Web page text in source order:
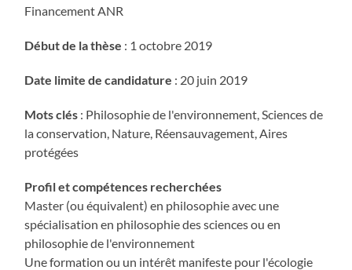
Financement ANR
Début de la thèse : 1 octobre 2019
Date limite de candidature : 20 juin 2019
Mots clés : Philosophie de l'environnement, Sciences de
la conservation, Nature, Réensauvagement, Aires
protégées
Profil et compétences recherchées
Master (ou équivalent) en philosophie avec une
spécialisation en philosophie des sciences ou en
philosophie de l'environnement
Une formation ou un intérêt manifeste pour l'écologie